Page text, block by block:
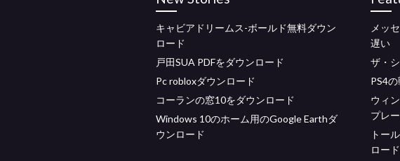
キャビアドリームス-ボールド無料ダウン
ロード
戸田SUA PDFをダウンロード
Pc robloxダウンロード
コーランの窓10をダウンロード
Windows 10のホーム用のGoogle Earthダ
ウンロード
メッ
遅い
ザ・
PS4
ウィ
プレ
トー
ロー